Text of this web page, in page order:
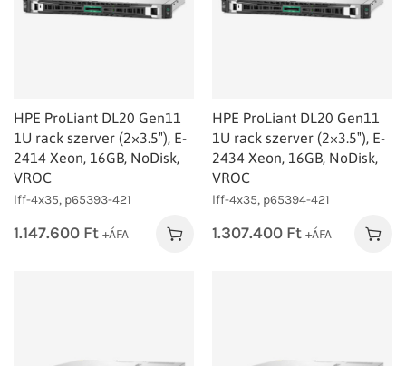
HPE ProLiant DL20 Gen11
1U rack szerver (2×3.5″), E-
2414 Xeon, 16GB, NoDisk,
VROC
lff-4x35, p65393-421
1.147.600 Ft +ÁFA
HPE ProLiant DL20 Gen11
1U rack szerver (2×3.5″), E-
2434 Xeon, 16GB, NoDisk,
VROC
lff-4x35, p65394-421
1.307.400 Ft +ÁFA